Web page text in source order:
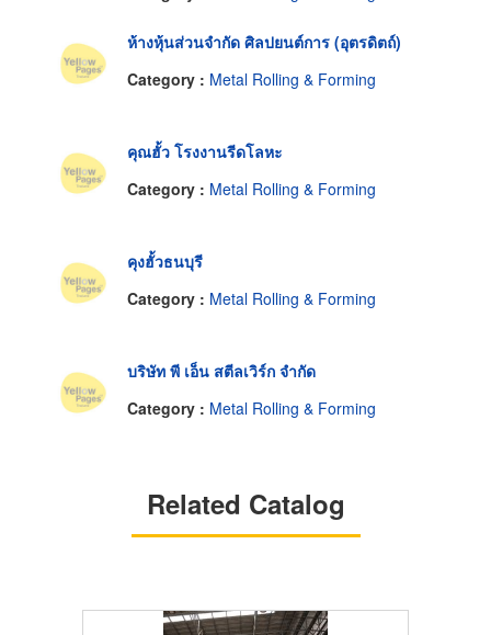
ห้างหุ้นส่วนจำกัด ศิลปยนต์การ (อุตรดิตถ์)
Category : Metal Rolling & Forming
คุณฮั้ว โรงงานรีดโลหะ
Category : Metal Rolling & Forming
คุงฮั้วธนบุรี
Category : Metal Rolling & Forming
บริษัท พี เอ็น สตีลเวิร์ก จำกัด
Category : Metal Rolling & Forming
Related Catalog